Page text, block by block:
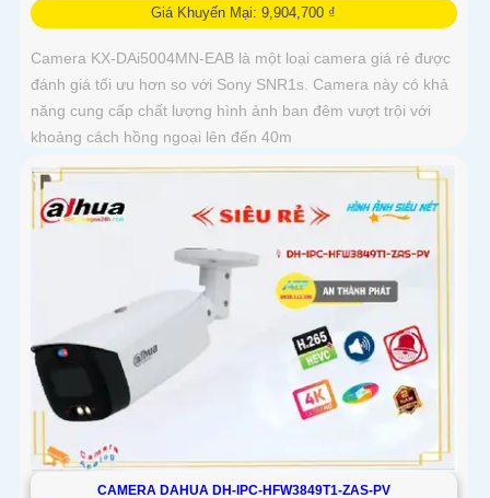
Giá Khuyến Mại: 9,904,700 ₫
Camera KX-DAi5004MN-EAB là một loại camera giá rẻ được
đánh giá tối ưu hơn so với Sony SNR1s. Camera này có khả
năng cung cấp chất lượng hình ảnh ban đêm vượt trội với
khoảng cách hồng ngoại lên đến 40m
CAMERA DAHUA DH-IPC-HFW3849T1-ZAS-PV